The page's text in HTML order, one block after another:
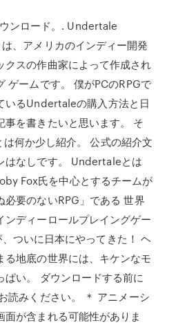
ンロード。. Undertale
、アメリカのインディー開発
クスの作曲家によって作成され
ゲームです。 僕がPCのRPGで
いるUndertaleの購入方法と日
事を書きたいと思います。 そ
何か少し紹介。 公式の紹介文
はなしです。 Undertaleとは
Fox氏を中心とするチームが
必要のないRPG」である 世界
ンディーロールプレイングゲー
ついに日本にやってきた！ ヘ
る地底の世界には、キケンなモ
ぱい。 ダウンロードする前に
読みください。 ＊ アニメーシ
面が含まれる可能性がありま